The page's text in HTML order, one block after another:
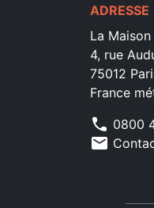
ADRESSE
La
4, rue
75012
France
phone 0800
mail